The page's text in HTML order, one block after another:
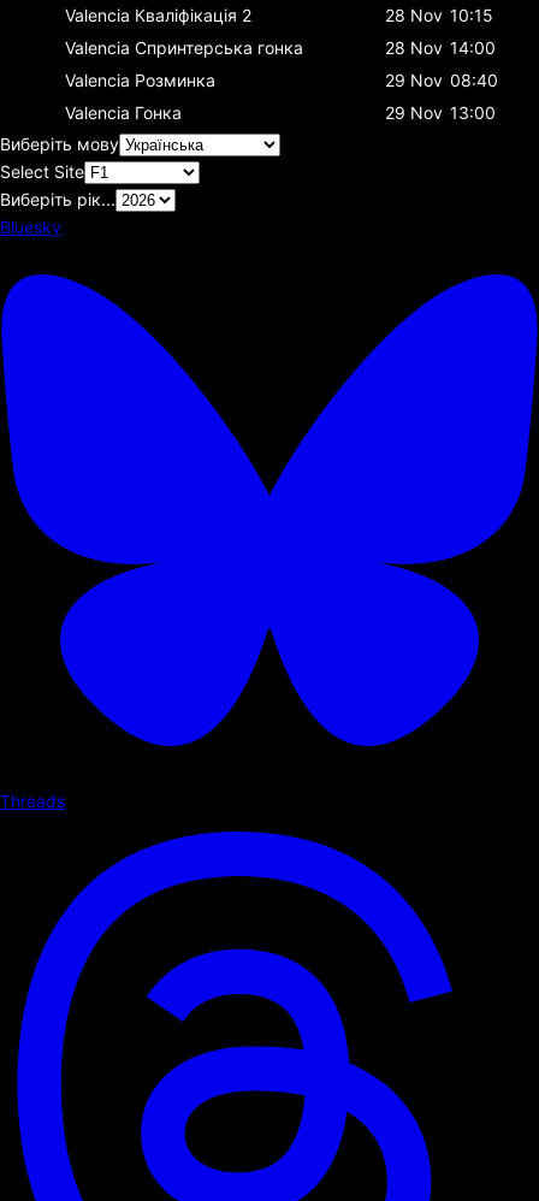
Valencia Кваліфікація 2 28 Nov 10:15
Valencia Спринтерська гонка 28 Nov 14:00
Valencia Розминка 29 Nov 08:40
Valencia Гонка 29 Nov 13:00
Виберіть мову
Select Site
Виберіть рік...
Bluesky
Threads